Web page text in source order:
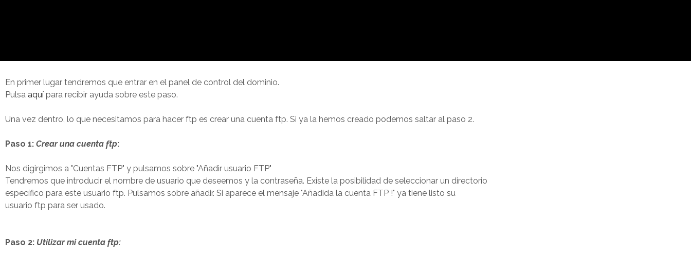
En primer lugar tendremos que entrar en el panel de control del dominio.
Pulsa aquí para recibir ayuda sobre este paso.
Una vez dentro, lo que necesitamos para hacer ftp es crear una cuenta ftp. Si ya la hemos creado podemos saltar al paso 2.
Paso 1: Crear una cuenta ftp:
Nos digirgimos a "Cuentas FTP" y pulsamos sobre "Añadir usuario FTP"
Tendremos que introducir el nombre de usuario que deseemos y la contraseña. Existe la posibilidad de seleccionar un directorio
específico para este usuario ftp. Pulsamos sobre añadir. Si aparece el mensaje "Añadida la cuenta FTP !" ya tiene listo su
usuario ftp para ser usado.
Paso 2: Utilizar mi cuenta ftp: